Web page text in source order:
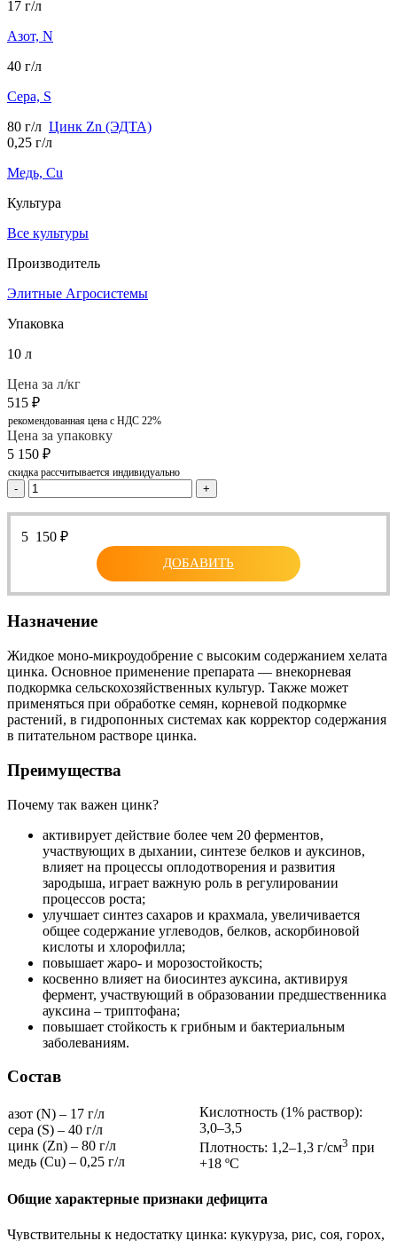
17 г/л
Азот, N
40 г/л
Сера, S
80 г/л Цинк Zn (ЭДТА)
0,25 г/л
Медь, Cu
Культура
Все культуры
Производитель
Элитные Агросистемы
Упаковка
10 л
Цена за л/кг
515 ₽
рекомендованная цена с НДС 22%
Цена за упаковку
5 150 ₽
скидка рассчитывается индивидуально
- +
5 150 ₽
ДОБАВИТЬ
Назначение
Жидкое моно-микроудобрение с высоким содержанием хелата
цинка. Основное применение препарата — внекорневая
подкормка сельскохозяйственных культур. Также может
применяться при обработке семян, корневой подкормке
растений, в гидропонных системах как корректор содержания
в питательном растворе цинка.
Преимущества
Почему так важен цинк?
активирует действие более чем 20 ферментов,
участвующих в дыхании, синтезе белков и ауксинов,
влияет на процессы оплодотворения и развития
зародыша, играет важную роль в регулировании
процессов роста;
улучшает синтез сахаров и крахмала, увеличивается
общее содержание углеводов, белков, аскорбиновой
кислоты и хлорофилла;
повышает жаро- и морозостойкость;
косвенно влияет на биосинтез ауксина, активируя
фермент, участвующий в образовании предшественника
ауксина – триптофана;
повышает стойкость к грибным и бактериальным
заболеваниям.
Состав
азот (N) – 17 г/л
сера (S) – 40 г/л
цинк (Zn) – 80 г/л
медь (Cu) – 0,25 г/л
Кислотность (1% раствор):
3,0–3,5
Плотность: 1,2–1,3 г/см3 при
+18 ºС
Общие характерные признаки дефицита
Чувствительны к недостатку цинка: кукуруза, рис, соя, горох,